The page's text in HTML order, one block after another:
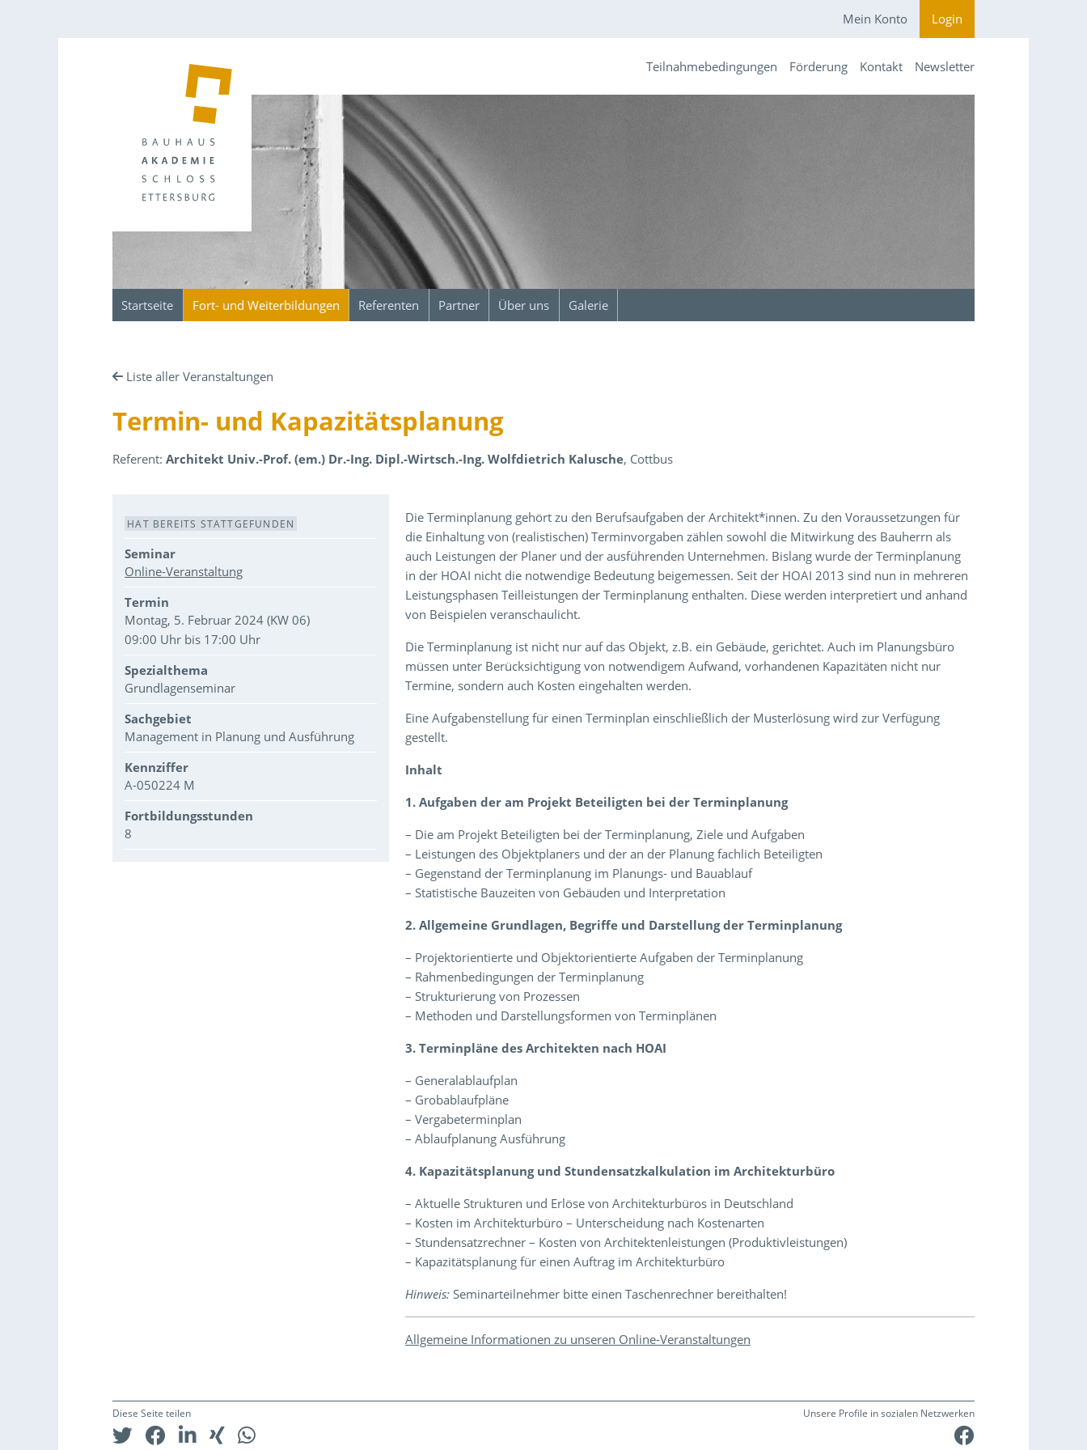
Mein Konto Login
Startseite Fort- und Weiterbildungen Referenten Partner Über uns Galerie
Teilnahmebedingungen Förderung Kontakt Newsletter
Liste aller Veranstaltungen
Termin- und Kapazitätsplanung
Referent:Architekt Univ.-Prof. (em.) Dr.-Ing. Dipl.-Wirtsch.-Ing. Wolfdietrich Kalusche, Cottbus
Veranstaltungsdaten
HAT BEREITS STATTGEFUNDEN
Seminar
Online-Veranstaltung
Termin
Montag, 5. Februar 2024 (KW 06)
09:00 Uhr bis 17:00 Uhr
Spezialthema
Grundlagenseminar
Sachgebiet
Management in Planung und Ausführung
Kennziffer
A-050224 M
Fortbildungsstunden
8
Die Terminplanung gehört zu den Berufsaufgaben der Architekt*innen. Zu den Voraussetzungen für
die Einhaltung von (realistischen) Terminvorgaben zählen sowohl die Mitwirkung des Bauherrn als
auch Leistungen der Planer und der ausführenden Unternehmen. Bislang wurde der Terminplanung
in der HOAI nicht die notwendige Bedeutung beigemessen. Seit der HOAI 2013 sind nun in mehreren
Leistungsphasen Teilleistungen der Terminplanung enthalten. Diese werden interpretiert und anhand
von Beispielen veranschaulicht.
Die Terminplanung ist nicht nur auf das Objekt, z.B. ein Gebäude, gerichtet. Auch im Planungsbüro
müssen unter Berücksichtigung von notwendigem Aufwand, vorhandenen Kapazitäten nicht nur
Termine, sondern auch Kosten eingehalten werden.
Eine Aufgabenstellung für einen Terminplan einschließlich der Musterlösung wird zur Verfügung
gestellt.
Inhalt
1. Aufgaben der am Projekt Beteiligten bei der Terminplanung
– Die am Projekt Beteiligten bei der Terminplanung, Ziele und Aufgaben
– Leistungen des Objektplaners und der an der Planung fachlich Beteiligten
– Gegenstand der Terminplanung im Planungs- und Bauablauf
– Statistische Bauzeiten von Gebäuden und Interpretation
2. Allgemeine Grundlagen, Begriffe und Darstellung der Terminplanung
– Projektorientierte und Objektorientierte Aufgaben der Terminplanung
– Rahmenbedingungen der Terminplanung
– Strukturierung von Prozessen
– Methoden und Darstellungsformen von Terminplänen
3. Terminpläne des Architekten nach HOAI
– Generalablaufplan
– Grobablaufpläne
– Vergabeterminplan
– Ablaufplanung Ausführung
4. Kapazitätsplanung und Stundensatzkalkulation im Architekturbüro
– Aktuelle Strukturen und Erlöse von Architekturbüros in Deutschland
– Kosten im Architekturbüro – Unterscheidung nach Kostenarten
– Stundensatzrechner – Kosten von Architektenleistungen (Produktivleistungen)
– Kapazitätsplanung für einen Auftrag im Architekturbüro
Hinweis:Seminarteilnehmer bitte einen Taschenrechner bereithalten!
Allgemeine Informationen zu unseren Online-Veranstaltungen
Diese Seite teilen Unsere Profile in sozialen Netzwerken